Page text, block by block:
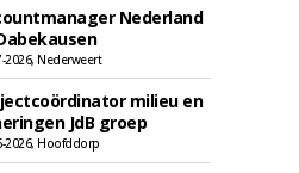
Nederland
2026, Nederweert
milieu en
JdB groep
2026, Hoofddorp